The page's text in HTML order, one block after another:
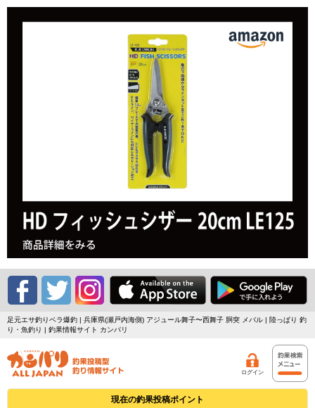
足元エサ釣りベラ爆釣 | 兵庫県(瀬戸内海側) アジュール舞子〜西舞子 胴突 メバル | 陸っぱり 釣
り・魚釣り | 釣果情報サイト カンパリ
ログイン
現在の釣果投稿ポイント